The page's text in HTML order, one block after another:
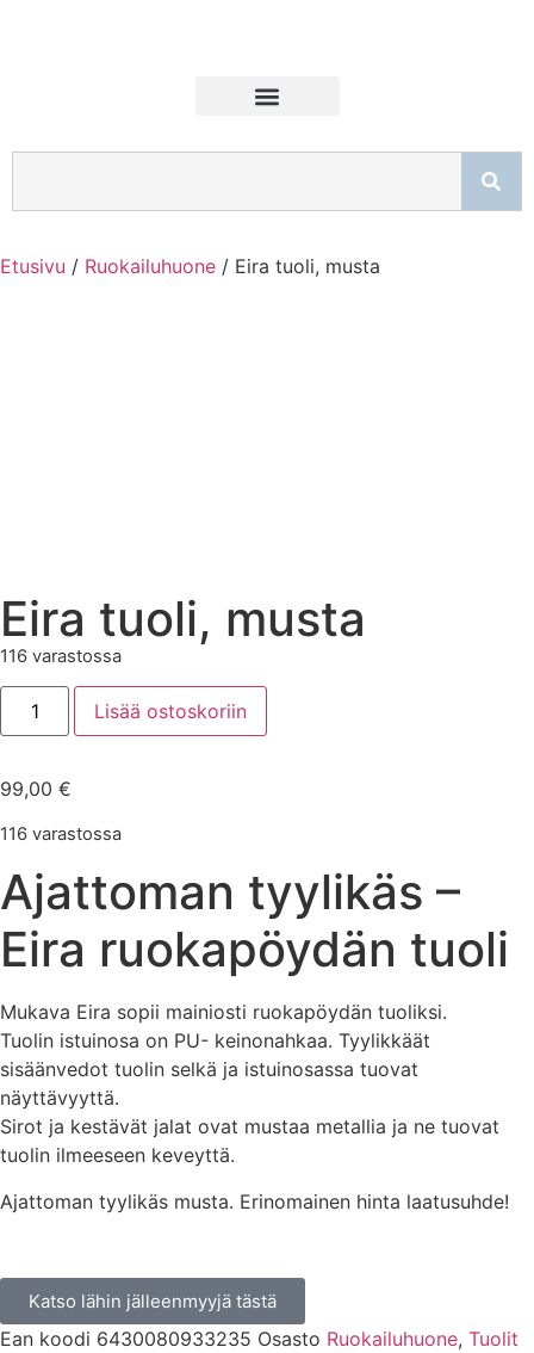
Etusivu / Ruokailuhuone / Eira tuoli, musta
Eira tuoli, musta
116 varastossa
Lisää ostoskoriin
99,00 €
116 varastossa
Ajattoman tyylikäs –
Eira ruokapöydän tuoli
Mukava Eira sopii mainiosti ruokapöydän tuoliksi.
Tuolin istuinosa on PU- keinonahkaa. Tyylikkäät
sisäänvedot tuolin selkä ja istuinosassa tuovat
näyttävyyttä.
Sirot ja kestävät jalat ovat mustaa metallia ja ne tuovat
tuolin ilmeeseen keveyttä.
Ajattoman tyylikäs musta. Erinomainen hinta laatusuhde!
Katso lähin jälleenmyyjä tästä
Ean koodi 6430080933235 Osasto Ruokailuhuone, Tuolit